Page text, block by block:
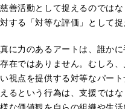
慈善活動として捉えるのでは
対する「対等な評価」として
真に力のあるアートは、誰か
存在ではありません。むしろ
い視点を提供する対等なパー
えるという行為は、支援では